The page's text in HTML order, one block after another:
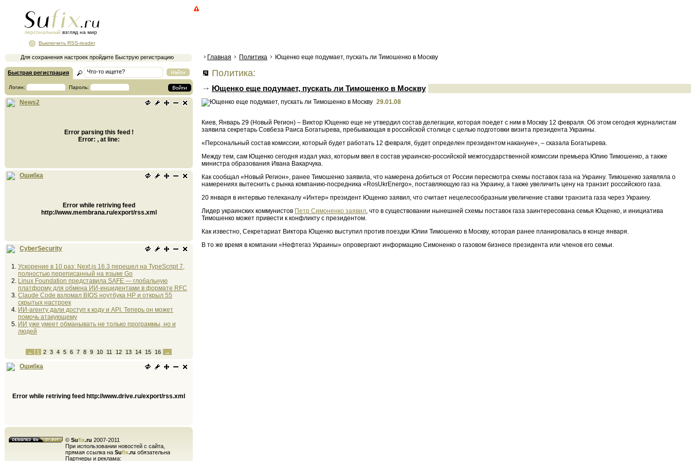
персональный взгляд на мир
Для сохранения настроек пройдите Быструю регистрацию
Выключить RSS-reader
Быстрая регистрация
Логин: Пароль:
News2
Error parsing this feed !
Error: , at line:
Ошибка
Error while retriving feed
http://www.membrana.ru/export/rss.xml
CyberSecurity
Ускорение в 10 раз: Next.js 16.3 перешел на TypeScript 7,
полностью переписанный на языке Go
Linux Foundation представила SAFE — глобальную
платформу для обмена ИИ-инцидентами в формате RFC
Claude Code взломал BIOS ноутбука HP и открыл 55
скрытых настроек
ИИ-агенту дали доступ к коду и API. Теперь он может
помочь атакующему
ИИ уже умеет обманывать не только программы, но и
людей
← 1 2 3 4 5 6 7 8 9 10 11 12 13 14 15 16 →
Ошибка
Error while retriving feed http://www.drive.ru/export/rss.xml
© Sufix.ru 2007-2011
При использовании новостей с сайта,
прямая ссылка на Sufix.ru обязательна
Партнеры и реклама:
Главная Политика Ющенко еще подумает, пускать ли Тимошенко в Москву
Политика:
Ющенко еще подумает, пускать ли Тимошенко в Москву
29.01.08
Киев, Январь 29 (Новый Регион) – Виктор Ющенко еще не утвердил состав делегации, которая поедет с ним в Москву 12 февраля. Об этом сегодня журналистам
заявила секретарь Совбеза Раиса Богатырева, пребывающая в российской столице с целью подготовки визита президента Украины.
«Персональный состав комиссии, который будет работать 12 февраля, будет определен президентом накануне», – сказала Богатырева.
Между тем, сам Ющенко сегодня издал указ, которым ввел в состав украинско-российской межгосударственной комиссии премьера Юлию Тимошенко, а также
министра образования Ивана Вакарчука.
Как сообщал «Новый Регион», ранее Тимошенко заявила, что намерена добиться от России пересмотра схемы поставок газа на Украину. Тимошенко заявляла о
намерениях вытеснить с рынка компанию-посредника «RosUkrEnergo», поставляющую газ на Украину, а также увеличить цену на транзит российского газа.
20 января в интервью телеканалу «Интер» президент Ющенко заявил, что считает нецелесообразным увеличение ставки транзита газа через Украину.
Лидер украинских коммунистов Петр Симоненко заявил, что в существовании нынешней схемы поставок газа заинтересована семья Ющенко, и инициатива
Тимошенко может привести к конфликту с президентом.
Как известно, Секретариат Виктора Ющенко выступил против поездки Юлии Тимошенко в Москву, которая ранее планировалась в конце января.
В то же время в компании «Нефтегаз Украины» опровергают информацию Симоненко о газовом бизнесе президента или членов его семьи.